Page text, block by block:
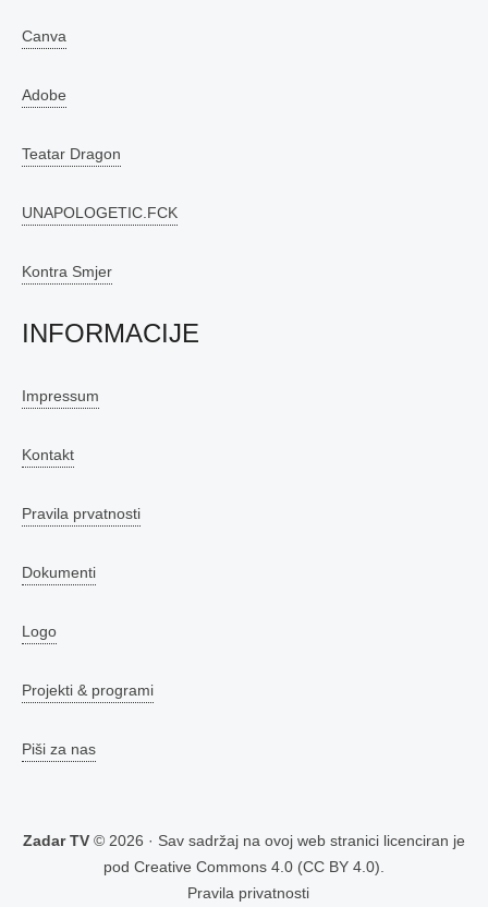
Canva
Adobe
Teatar Dragon
UNAPOLOGETIC.FCK
Kontra Smjer
INFORMACIJE
Impressum
Kontakt
Pravila prvatnosti
Dokumenti
Logo
Projekti & programi
Piši za nas
Zadar TV © 2026 · Sav sadržaj na ovoj web stranici licenciran je
pod Creative Commons 4.0 (CC BY 4.0)
Pravila privatnosti